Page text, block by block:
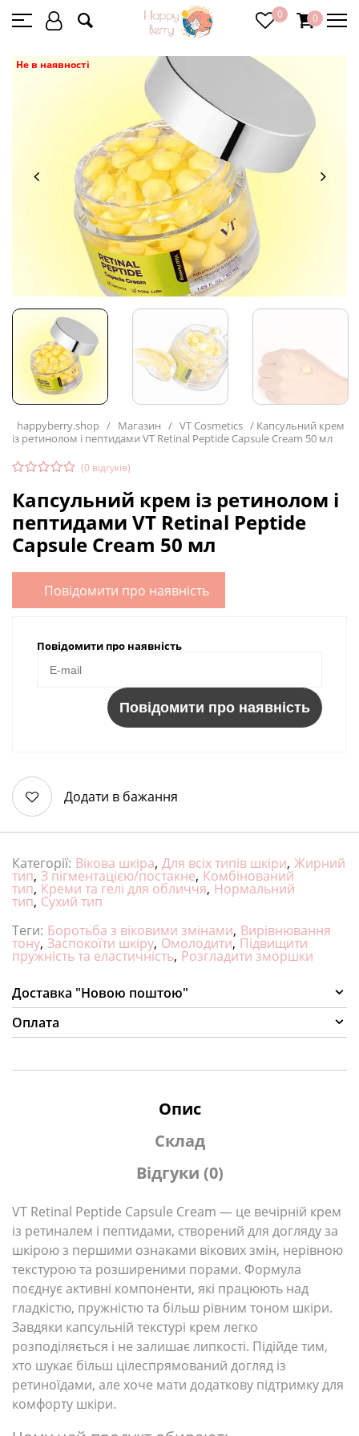
0 0
Не в наявності
happyberry.shop / Магазин / VT Cosmetics / Капсульний крем
із ретинолом і пептидами VT Retinal Peptide Capsule Cream 50 мл
(0 відгуків)
Капсульний крем із ретинолом і
пептидами VT Retinal Peptide
Capsule Cream 50 мл
Повідомити про наявність
Повідомити про наявність
Повідомити про наявність
Додати в бажання
Категорії: Вікова шкіра, Для всіх типів шкіри, Жирний
тип, З пігментацією/постакне, Комбінований
тип, Креми та гелі для обличчя, Нормальний
тип, Сухий тип
Теги: Боротьба з віковими змінами, Вирівнювання
тону, Заспокоїти шкіру, Омолодити, Підвищити
пружність та еластичність, Розгладити зморшки
Доставка "Новою поштою"
Оплата
Опис
Склад
Відгуки (0)
VT Retinal Peptide Capsule Cream — це вечірній крем
із ретиналем і пептидами, створений для догляду за
шкірою з першими ознаками вікових змін, нерівною
текстурою та розширеними порами. Формула
поєднує активні компоненти, які працюють над
гладкістю, пружністю та більш рівним тоном шкіри.
Завдяки капсульній текстурі крем легко
розподіляється і не залишає липкості. Підійде тим,
хто шукає більш цілеспрямований догляд із
ретиноїдами, але хоче мати додаткову підтримку для
комфорту шкіри.